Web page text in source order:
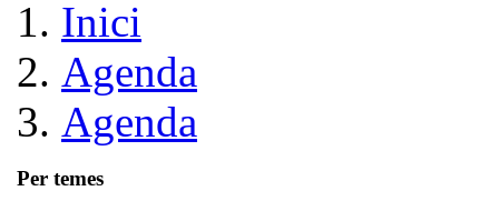
Inici
Agenda
Agenda
Per temes